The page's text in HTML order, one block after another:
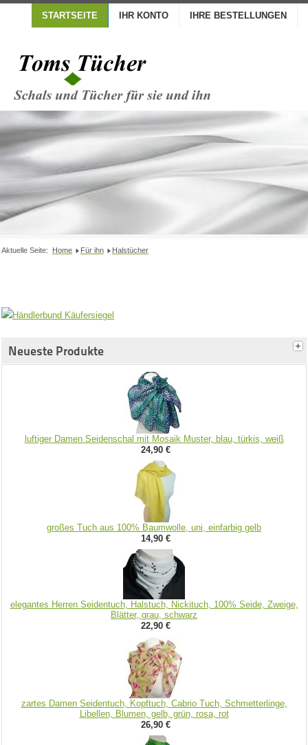
STARTSEITE IHR KONTO IHRE BESTELLUNGEN
Aktuelle Seite: Home Für ihn Halstücher
Neueste Produkte
luftiger Damen Seidenschal mit Mosaik Muster, blau, türkis, weiß
24,90 €
großes Tuch aus 100% Baumwolle, uni, einfarbig gelb
14,90 €
elegantes Herren Seidentuch, Halstuch, Nickituch, 100% Seide, Zweige,
Blätter, grau, schwarz
22,90 €
zartes Damen Seidentuch, Kopftuch, Cabrio Tuch, Schmetterlinge,
Libellen, Blumen, gelb, grün, rosa, rot
26,90 €